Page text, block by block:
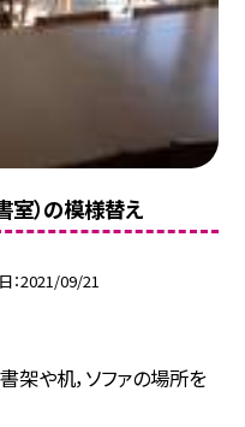
室）の模様替え
2021/09/21
架や机，ソファの場所を